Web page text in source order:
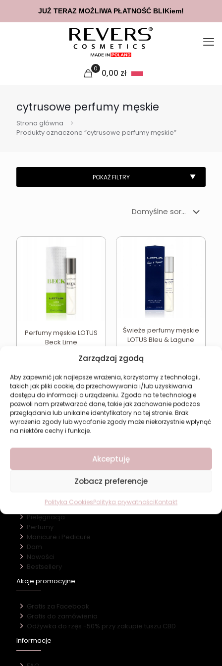
Zarządzaj zgodą
Aby zapewnić jak najlepsze wrażenia, korzystamy z technologii,
takich jak pliki cookie, do przechowywania i/lub uzyskiwania
dostępu do informacji o urządzeniu. Zgoda na te technologie
pozwoli nam przetwarzać dane, takie jak zachowanie podczas
przeglądania lub unikalne identyfikatory na tej stronie. Brak
wyrażenia zgody lub wycofanie zgody może niekorzystnie wpłynąć
na niektóre cechy i funkcje.
Akceptuję
Zobacz preferencje
Polityka CookiesPolityka prywatnościKontakt
0 0,00 zł
cytrusowe perfumy męskie
Strona główna
Produkty oznaczone “cytrusowe perfumy męskie”
Perfumy męskie LOTUS
Beck Lime
Świeże perfumy męskie
LOTUS Bleu & Lagune
Revers Cosmetics
O firmie
Kontakt
Makijaż
Pielęgnacja
Perfumy
Manicure i Pedicure
Dom
Nowości
Bestsellery
Akcje promocyjne
Gratis za Facebook
Gratis do zamówienia
Odżywka do rzęs -50% przy zakupie tuszu CBD
Informacje
JUŻ TERAZ MOŻLIWA PŁATNOŚĆ BLIKiem!